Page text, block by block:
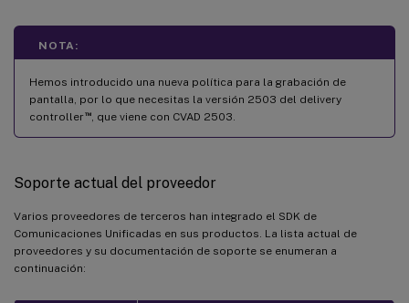
NOTA:
Hemos introducido una nueva política para la grabación de
pantalla, por lo que necesitas la versión 2503 del delivery
controller™, que viene con CVAD 2503.
Soporte actual del proveedor
Varios proveedores de terceros han integrado el SDK de
Comunicaciones Unificadas en sus productos. La lista actual de
proveedores y su documentación de soporte se enumeran a
continuación: